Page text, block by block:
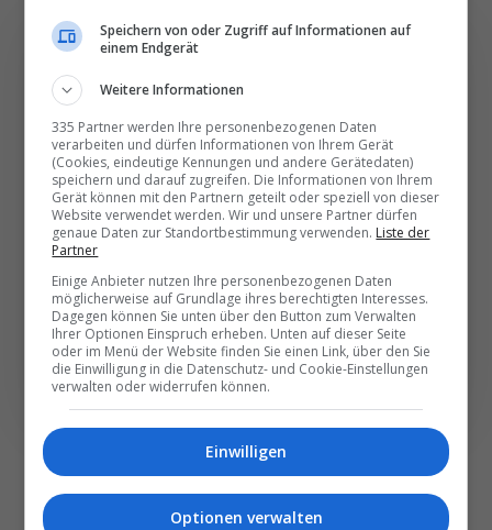
Die wichtigsten und
besten News direkt in
Ihr E‑Mail-Postfach
Täglich oder wöchentlich, mit mehr Insights oder
NEWSLETTER ENTDECKEN
Speichern von oder Zugriff auf Informationen auf
einem Endgerät
Weitere Informationen
335 Partner werden Ihre personenbezogenen Daten
verarbeiten und dürfen Informationen von Ihrem Gerät
(Cookies, eindeutige Kennungen und andere Gerätedaten)
speichern und darauf zugreifen. Die Informationen von Ihrem
Gerät können mit den Partnern geteilt oder speziell von dieser
Website verwendet werden. Wir und unsere Partner dürfen
genaue Daten zur Standortbestimmung verwenden. Liste der
Partner
Einige Anbieter nutzen Ihre personenbezogenen Daten
möglicherweise auf Grundlage ihres berechtigten Interesses.
Dagegen können Sie unten über den Button zum Verwalten
Ihrer Optionen Einspruch erheben. Unten auf dieser Seite
oder im Menü der Website finden Sie einen Link, über den Sie
die Einwilligung in die Datenschutz- und Cookie-Einstellungen
verwalten oder widerrufen können.
Einwilligen
Optionen verwalten